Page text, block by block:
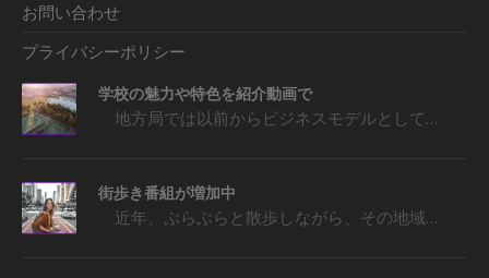
お問い合わせ
プライバシーポリシー
学校の魅力や特色を紹介動画で
地方局では以前からビジネスモデルとして…
街歩き番組が増加中
近年、ぶらぶらと散歩しながら、その地域…